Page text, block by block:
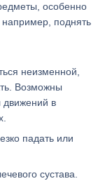
особенно
поднять
неизменной,
Возможны
движений в
падать или
сустава.